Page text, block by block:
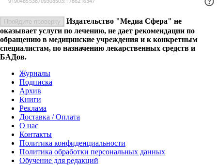
Пройдите проверку
Издательство "Медиа Сфера" не
оказывает услуги по лечению, не дает рекомендации по
обращению в медицинские учреждения и к конкретным
специалистам, по назначению лекарственных средств и
БАДов.
Журналы
Подписка
Архив
Книги
Реклама
Доставка / Оплата
О нас
Контакты
Политика конфиденциальности
Политика обработки персональных данных
Обучение для редакций